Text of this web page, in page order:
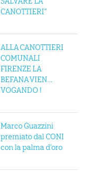
CANOTTIERI”
ALLA CANOTTIERI
COMUNALI
FIRENZE LA
BEFANA VIEN…
VOGANDO !
Marco Guazzini
premiato dal CONI
con la palma d’oro